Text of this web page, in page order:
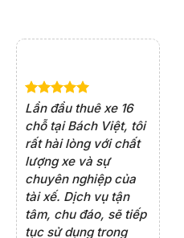
Lần đầu thuê xe 16
chỗ tại Bách Việt, tôi
rất hài lòng với chất
lượng xe và sự
chuyên nghiệp của
tài xế. Dịch vụ tận
tâm, chu đáo, sẽ tiếp
tục sử dụng trong